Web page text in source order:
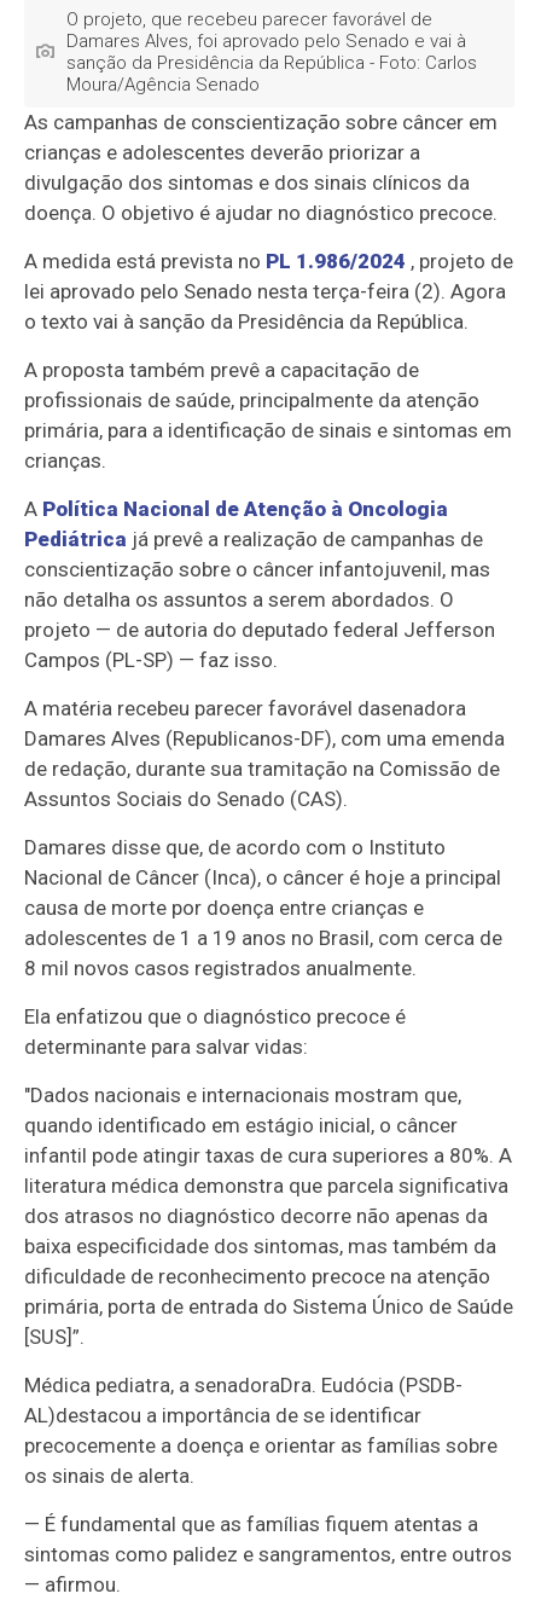
O projeto, que recebeu parecer favorável de
Damares Alves, foi aprovado pelo Senado e vai à
sanção da Presidência da República - Foto: Carlos
Moura/Agência Senado
As campanhas de conscientização sobre câncer em
crianças e adolescentes deverão priorizar a
divulgação dos sintomas e dos sinais clínicos da
doença. O objetivo é ajudar no diagnóstico precoce.
A medida está prevista no PL 1.986/2024 , projeto de
lei aprovado pelo Senado nesta terça-feira (2). Agora
o texto vai à sanção da Presidência da República.
A propostatambém prevê a capacitação de
profissionais de saúde, principalmente da atenção
primária, para a identificação de sinais e sintomas em
crianças.
A Política Nacional de Atenção à Oncologia
Pediátrica já prevê a realização de campanhas de
conscientização sobre o câncer infantojuvenil, mas
não detalha os assuntos a serem abordados. O
projeto — de autoria do deputado federal Jefferson
Campos (PL-SP) — faz isso.
A matéria recebeu parecer favorável dasenadora
Damares Alves (Republicanos-DF), com uma emenda
de redação, durante sua tramitação na Comissão de
Assuntos Sociais do Senado (CAS).
Damares disse que, de acordo com o Instituto
Nacional de Câncer (Inca), o câncer é hoje a principal
causa de morte por doença entre crianças e
adolescentes de 1 a 19 anos no Brasil, com cerca de
8 mil novos casos registrados anualmente.
Ela enfatizou que o diagnóstico precoce é
determinante para salvar vidas:
"Dados nacionais e internacionais mostram que,
quando identificado em estágio inicial, o câncer
infantil pode atingir taxas de cura superiores a 80%. A
literatura médica demonstra que parcela significativa
dos atrasos no diagnóstico decorre não apenas da
baixa especificidade dos sintomas, mas também da
dificuldade de reconhecimento precoce na atenção
primária, porta de entrada do Sistema Único de Saúde
[SUS]”.
Médica pediatra, a senadoraDra. Eudócia (PSDB-
AL)destacou a importância de se identificar
precocemente a doença e orientar as famílias sobre
os sinais de alerta.
— É fundamental que as famílias fiquem atentas a
sintomas como palidez e sangramentos, entre outros
— afirmou.